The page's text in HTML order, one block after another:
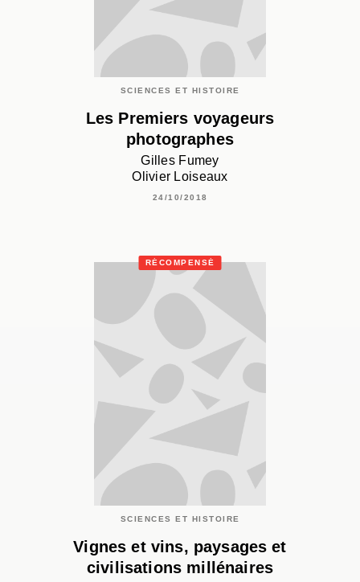
SCIENCES ET HISTOIRE
Les Premiers voyageurs
photographes
Gilles Fumey
Olivier Loiseaux
24/10/2018
RÉCOMPENSÉ
SCIENCES ET HISTOIRE
Vignes et vins, paysages et
civilisations millénaires